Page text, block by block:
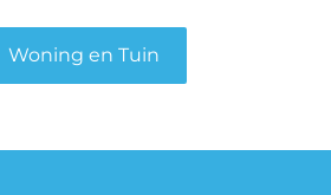
Woning en Tuin